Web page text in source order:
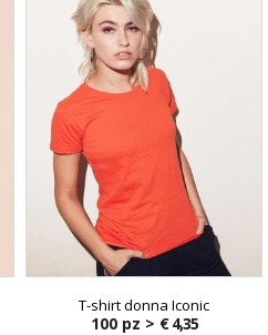
T-shirt donna Iconic
100 pz > € 4,35